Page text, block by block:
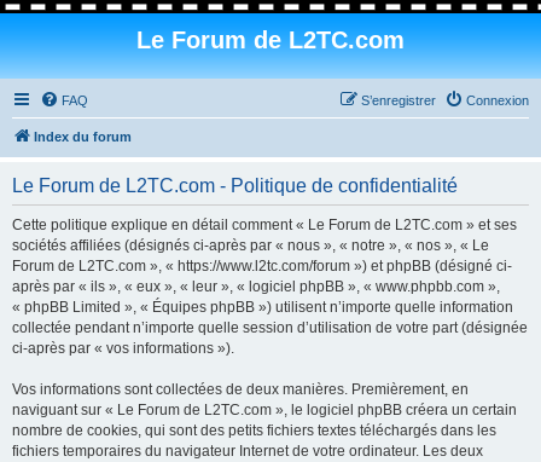
Le Forum de L2TC.com
FAQ Connexion
S’enregistrer
Index du forum
Le Forum de L2TC.com - Politique de confidentialité
Cette politique explique en détail comment « Le Forum de L2TC.com » et ses
sociétés affiliées (désignés ci-après par « nous », « notre », « nos », « Le
Forum de L2TC.com », « https://www.l2tc.com/forum ») et phpBB (désigné ci-
après par « ils », « eux », « leur », « logiciel phpBB », « www.phpbb.com »,
« phpBB Limited », « Équipes phpBB ») utilisent n’importe quelle information
collectée pendant n’importe quelle session d’utilisation de votre part (désignée
ci-après par « vos informations »).
Vos informations sont collectées de deux manières. Premièrement, en
naviguant sur « Le Forum de L2TC.com », le logiciel phpBB créera un certain
nombre de cookies, qui sont des petits fichiers textes téléchargés dans les
fichiers temporaires du navigateur Internet de votre ordinateur. Les deux